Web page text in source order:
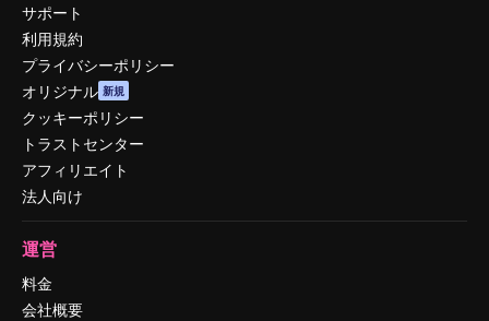
サポート
利用規約
プライバシーポリシー
オリジナル 新規
クッキーポリシー
トラストセンター
アフィリエイト
法人向け
運営
料金
会社概要